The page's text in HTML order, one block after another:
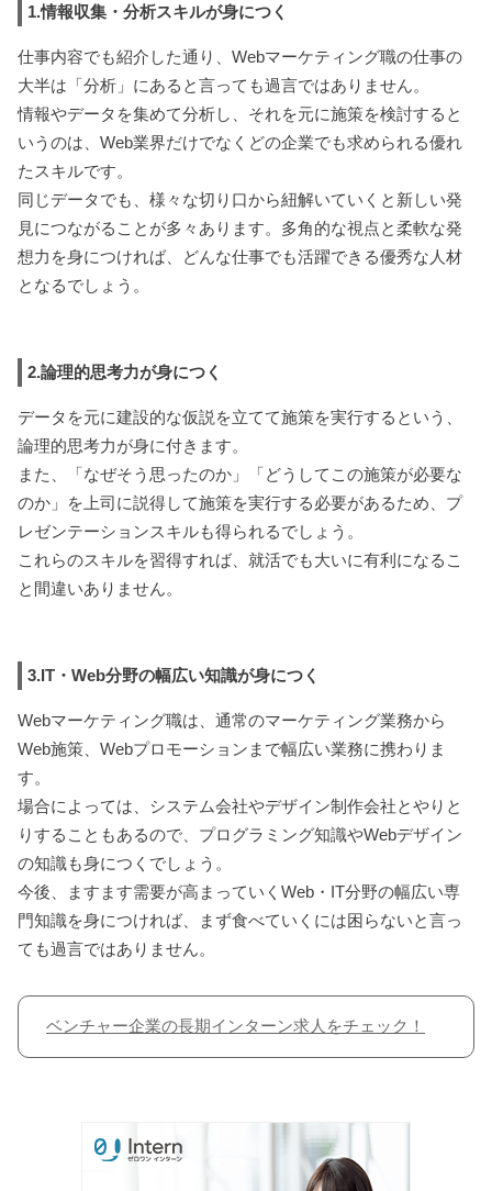
1.情報収集・分析スキルが身につく
仕事内容でも紹介した通り、Webマーケティング職の仕事の
大半は「分析」にあると言っても過言ではありません。
情報やデータを集めて分析し、それを元に施策を検討すると
いうのは、Web業界だけでなくどの企業でも求められる優れ
たスキルです。
同じデータでも、様々な切り口から紐解いていくと新しい発
見につながることが多々あります。多角的な視点と柔軟な発
想力を身につければ、どんな仕事でも活躍できる優秀な人材
となるでしょう。
2.論理的思考力が身につく
データを元に建設的な仮説を立てて施策を実行するという、
論理的思考力が身に付きます。
また、「なぜそう思ったのか」「どうしてこの施策が必要な
のか」を上司に説得して施策を実行する必要があるため、プ
レゼンテーションスキルも得られるでしょう。
これらのスキルを習得すれば、就活でも大いに有利になるこ
と間違いありません。
3.IT・Web分野の幅広い知識が身につく
Webマーケティング職は、通常のマーケティング業務から
Web施策、Webプロモーションまで幅広い業務に携わりま
す。
場合によっては、システム会社やデザイン制作会社とやりと
りすることもあるので、プログラミング知識やWebデザイン
の知識も身につくでしょう。
今後、ますます需要が高まっていくWeb・IT分野の幅広い専
門知識を身につければ、まず食べていくには困らないと言っ
ても過言ではありません。
ベンチャー企業の長期インターン求人をチェック！